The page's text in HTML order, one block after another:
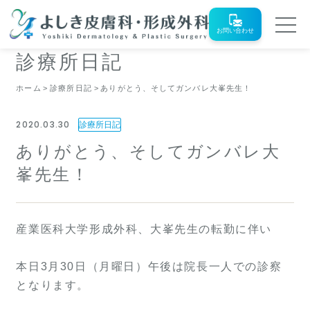
お問い合わせ
診療所日記
ホーム 診療所日記 ありがとう、そしてガンバレ大峯先生！
2020.03.30 診療所日記
ありがとう、そしてガンバレ大
峯先生！
産業医科大学形成外科、大峯先生の転勤に伴い
本日3月30日（月曜日）午後は院長一人での診察
となります。